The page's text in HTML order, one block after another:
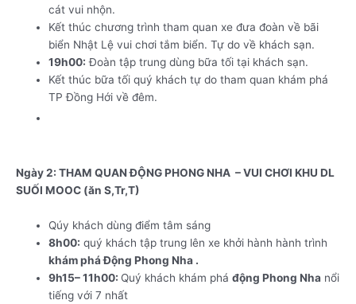
cát vui nhộn.
Kết thúc chương trình tham quan xe đưa đoàn về bãi
biển Nhật Lệ vui chơi tắm biển. Tự do về khách sạn.
19h00: Đoàn tập trung dùng bữa tối tại khách sạn.
Kết thúc bữa tối quý khách tự do tham quan khám phá
TP Đồng Hới về đêm.
Ngày 2: THAM QUAN ĐỘNG PHONG NHA – VUI CHƠI KHU DL
SUỐI MOOC (ăn S,Tr,T)
Qúy khách dùng điểm tâm sáng
8h00: quý khách tập trung lên xe khởi hành hành trình
khám phá Động Phong Nha .
9h15– 11h00: Quý khách khám pháđộng Phong Nha nổi
tiếng với 7 nhất